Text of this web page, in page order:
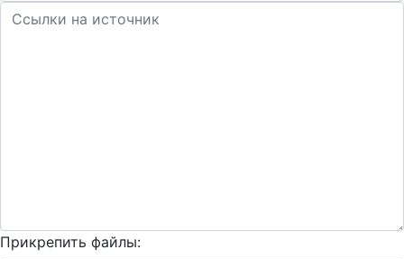
Прикрепить файлы: